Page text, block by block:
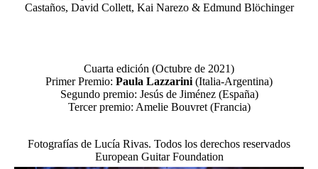
Castaños, David Collett, Kai Narezo & Edmund Blöchinger
Cuarta edición (Octubre de 2021)
Primer Premio: Paula Lazzarini (Italia-Argentina)
Segundo premio: Jesús de Jiménez (España)
Tercer premio: Amelie Bouvret (Francia)
Fotografías de Lucía Rivas. Todos los derechos reservados
European Guitar Foundation